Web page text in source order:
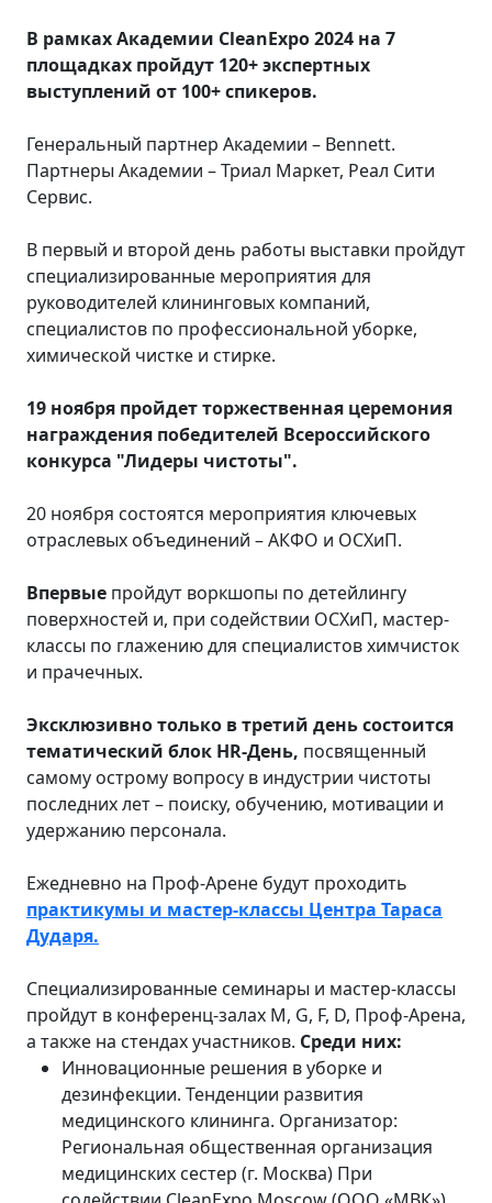
В рамках Академии CleanExpo 2024 на 7
площадках пройдут 120+ экспертных
выступлений от 100+ спикеров.
Генеральный партнер Академии – Bennett.
Партнеры Академии – Триал Маркет, Реал Сити
Сервис.
В первый и второй день работы выставки пройдут
специализированные мероприятия для
руководителей клининговых компаний,
специалистов по профессиональной уборке,
химической чистке и стирке.
19 ноября пройдет торжественная церемония
награждения победителей Всероссийского
кoнкурса "Лидеры чистоты".
20 ноября состоятся мероприятия ключевых
отраслевых объединений – АКФО и ОСХиП.
Впервые пройдут воркшопы по детейлингу
поверхностей и, при содействии ОСХиП, мастер-
классы по глажению для специалистов химчисток
и прачечных.
Эксклюзивно только в третий день состоится
тематический блок HR-День, посвященный
самому острому вопросу в индустрии чистоты
последних лет – поиску, обучению, мотивации и
удержанию персонала.
Ежедневно на Проф-Арене будут проходить
практикумы и мастер-классы Центра Тараса
Дударя.
Специализированные семинары и мастер-классы
пройдут в конференц-залах М, G, F, D, Проф-Арена,
а также на стендах участников. Среди них:
Инновационные решения в уборке и
дезинфекции. Тенденции развития
медицинского клининга. Организатор:
Региональная общественная организация
медицинских сестер (г. Москва) При